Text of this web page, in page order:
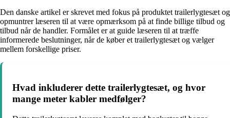
Den danske artikel er skrevet med fokus på produktet trailerlygtesæt og
opmuntrer læseren til at være opmærksom på at finde billige tilbud og
tilbud når de handler. Formålet er at guide læseren til at træffe
informerede beslutninger, når de køber et trailerlygtesæt og vælger
mellem forskellige priser.
Hvad inkluderer dette trailerlygtesæt, og hvor
mange meter kabler medfølger?